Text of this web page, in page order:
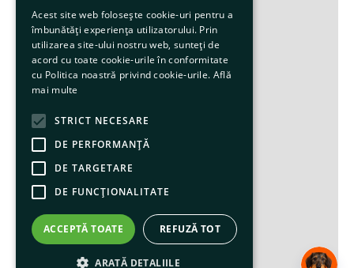
Acest site web folosește cookie-uri pentru a
îmbunătăți experiența utilizatorului. Prin
utilizarea site-ului nostru web, sunteți de
acord cu toate cookie-urile în conformitate
cu Politica noastră privind cookie-urile. Află
mai multe
STRICT NECESARE
DE PERFORMANȚĂ
DE TARGETARE
DE FUNCŢIONALITATE
ACCEPTĂ TOATE REFUZĂ TOT
ARATĂ DETALIILE